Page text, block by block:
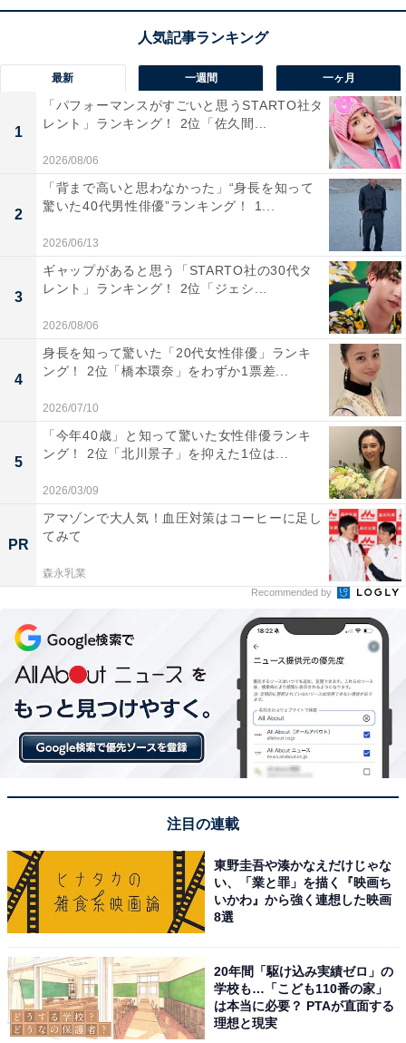
編集プロダクション出身のフリーランスエディター。編
集・執筆・校閲・SNS運用担当として月間120本以上の
コンテンツ制作に携わっています。得意なジャンルはラ
イフスタイル・金融・育児・エンタメ関連。
次ページ
10位までの全ランキング結果を見
る
幸福度が高い「宮城県の駅」ランキング！ 2位
1
最新 一週間 一ヶ月
1
「パフォーマンスがすごいと思うSTARTO社タ
レント」ランキング！ 2位「佐久間...
2026/08/06
2
「背まで高いと思わなかった」“身長を知って
驚いた40代男性俳優”ランキング！ 1...
2026/06/13
3
ギャップがあると思う「STARTO社の30代タ
レント」ランキング！ 2位「ジェシ...
2026/08/06
4
身長を知って驚いた「20代女性俳優」ランキ
ング！ 2位「橋本環奈」をわずか1票差...
2026/07/10
5
「今年40歳」と知って驚いた女性俳優ランキ
ング！ 2位「北川景子」を抑えた1位は...
2026/03/09
PR
アマゾンで大人気！血圧対策はコーヒーに足し
てみて
森永乳業
Recommended by
注目の連載
東野圭吾や湊かなえだけじゃな
い、「業と罪」を描く『映画ち
いかわ』から強く連想した映画
8選
20年間「駆け込み実績ゼロ」の
学校も…「こども110番の家」
は本当に必要？ PTAが直面する
理想と現実